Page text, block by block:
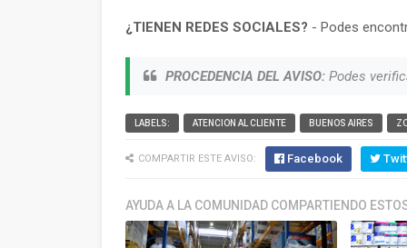
¿TIENEN REDES SOCIALES? - Podes
PROCEDENCIA DEL AVISO: Podes
LABELS: ATENCION AL CLIENTE BUENOS AIRES
COMPARTIR ESTE AVISO: Facebook
AYUDA A LA COMUNIDAD COMPARTIENDO